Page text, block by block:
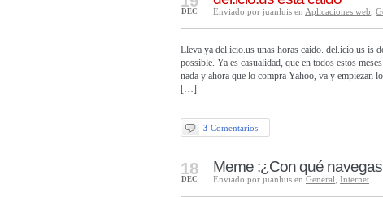
DEC Enviado por juanluis en Aplicaciones web
Lleva ya del.icio.us unas horas caido. del.icio.us is
possible. Ya es casualidad, que en todos estos
nada y ahora que lo compra Yahoo, va y empiezan
[…]
3 Comentarios
Meme :¿Con qué
18
DEC Enviado por juanluis en General Internet